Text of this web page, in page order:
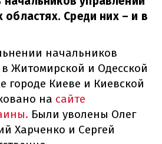
областях. Среди них – и в
начальников
Житомирской и Одесской
городе Киеве и Киевской
на сайте
Были уволены Олег
Харченко и Сергей